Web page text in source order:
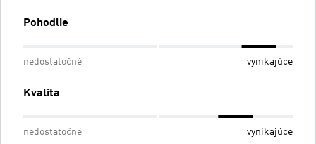
Pohodlie
nedostatočné vynikajúce
Kvalita
nedostatočné vynikajúce